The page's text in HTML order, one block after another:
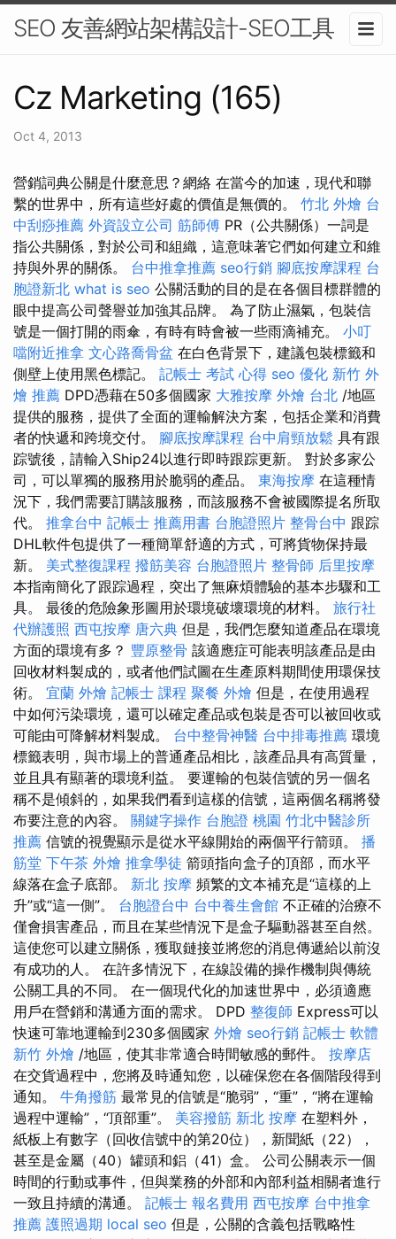
SEO 友善網站架構設計-SEO工具
Cz Marketing (165)
Oct 4, 2013
營銷詞典公關是什麼意思？網絡 在當今的加速，現代和聯
繫的世界中，所有這些好處的價值是無價的。 竹北 外燴 台
中刮痧推薦 外資設立公司 筋師傅 PR（公共關係）一詞是
指公共關係，對於公司和組織，這意味著它們如何建立和維
持與外界的關係。 台中推拿推薦 seo行銷 腳底按摩課程 台
胞證新北 what is seo 公關活動的目的是在各個目標群體的
眼中提高公司聲譽並加強其品牌。 為了防止濕氣，包裝信
號是一個打開的雨傘，有時有時會被一些雨滴補充。 小叮
噹附近推拿 文心路喬骨盆 在白色背景下，建議包裝標籤和
側壁上使用黑色標記。 記帳士 考試 心得 seo 優化 新竹 外
燴 推薦 DPD憑藉在50多個國家 大雅按摩 外燴 台北 /地區
提供的服務，提供了全面的運輸解決方案，包括企業和消費
者的快遞和跨境交付。 腳底按摩課程 台中肩頸放鬆 具有跟
踪號後，請輸入Ship24以進行即時跟踪更新。 對於多家公
司，可以單獨的服務用於脆弱的產品。 東海按摩 在這種情
況下，我們需要訂購該服務，而該服務不會被國際提名所取
代。 推拿台中 記帳士 推薦用書 台胞證照片 整骨台中 跟踪
DHL軟件包提供了一種簡單舒適的方式，可將貨物保持最
新。 美式整復課程 撥筋美容 台胞證照片 整骨師 后里按摩
本指南簡化了跟踪過程，突出了無麻煩體驗的基本步驟和工
具。 最後的危險象形圖用於環境破壞環境的材料。 旅行社
代辦護照 西屯按摩 唐六典 但是，我們怎麼知道產品在環境
方面的環境有多？ 豐原整骨 該適應症可能表明該產品是由
回收材料製成的，或者他們試圖在生產原料期間使用環保技
術。 宜蘭 外燴 記帳士 課程 聚餐 外燴 但是，在使用過程
中如何污染環境，還可以確定產品或包裝是否可以被回收或
可能由可降解材料製成。 台中整骨神醫 台中排毒推薦 環境
標籤表明，與市場上的普通產品相比，該產品具有高質量，
並且具有顯著的環境利益。 要運輸的包裝信號的另一個名
稱不是傾斜的，如果我們看到這樣的信號，這兩個名稱將發
布要注意的內容。 關鍵字操作 台胞證 桃園 竹北中醫診所
推薦 信號的視覺顯示是從水平線開始的兩個平行箭頭。 播
筋堂 下午茶 外燴 推拿學徒 箭頭指向盒​​子的頂部，而水平
線落在盒子底部。 新北 按摩 頻繁的文本補充是“這樣的上
升”或“這一側”。 台胞證台中 台中養生會館 不正確的治療不
僅會損害產品，而且在某些情況下是盒子驅動器甚至自然。
這使您可以建立關係，獲取鏈接並將您的消息傳遞給以前沒
有成功的人。 在許多情況下，在線設備的操作機制與傳統
公關工具的不同。 在一個現代化的加速世界中，必須適應
用戶在營銷和溝通方面的需求。 DPD 整復師 Express可以
快速可靠地運輸到230多個國家 外燴 seo行銷 記帳士 軟體
新竹 外燴 /地區，使其非常適合時間敏感的郵件。 按摩店
在交貨過程中，您將及時通知您，以確保您在各個階段得到
通知。 牛角撥筋 最常見的信號是“脆弱”，“重”，“將在運輸
過程中運輸”，“頂部重”。 美容撥筋 新北 按摩 在塑料外，
紙板上有數字（回收信號中的第20位），新聞紙（22），
甚至是金屬（40）罐頭和鋁（41）盒。 公司公關表示一個
時間的行動或事件，但與業務的外部和內部利益相關者進行
一致且持續的溝通。 記帳士 報名費用 西屯按摩 台中推拿
推薦 護照過期 local seo 但是，公關的含義包括戰略性